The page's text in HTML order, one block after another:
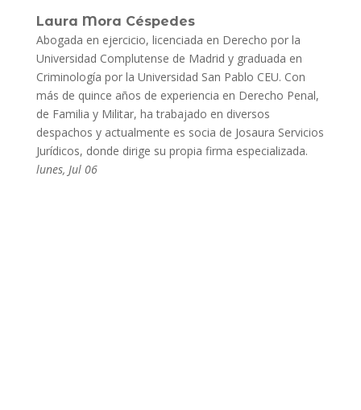
Laura Mora Céspedes
Abogada en ejercicio, licenciada en Derecho por la
Universidad Complutense de Madrid y graduada en
Criminología por la Universidad San Pablo CEU. Con
más de quince años de experiencia en Derecho Penal,
de Familia y Militar, ha trabajado en diversos
despachos y actualmente es socia de Josaura Servicios
Jurídicos, donde dirige su propia firma especializada.
lunes, Jul 06